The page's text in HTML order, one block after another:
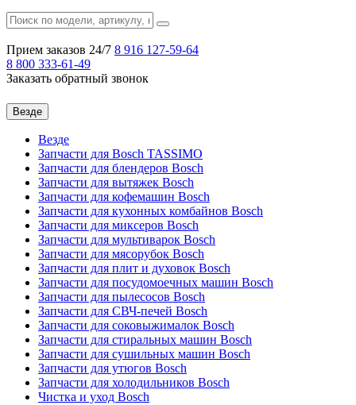
Прием заказов 24/7 8 916 127-59-64
8 800 333-61-49
Заказать обратный звонок
Везде
Везде
Запчасти для Bosch TASSIMO
Запчасти для блендеров Bosch
Запчасти для вытяжек Bosch
Запчасти для кофемашин Bosch
Запчасти для кухонных комбайнов Bosch
Запчасти для миксеров Bosch
Запчасти для мультиварок Bosch
Запчасти для мясорубок Bosch
Запчасти для плит и духовок Bosch
Запчасти для посудомоечных машин Bosch
Запчасти для пылесосов Bosch
Запчасти для СВЧ-печей Bosch
Запчасти для соковыжималок Bosch
Запчасти для стиральных машин Bosch
Запчасти для сушильных машин Bosch
Запчасти для утюгов Bosch
Запчасти для холодильников Bosch
Чистка и уход Bosch